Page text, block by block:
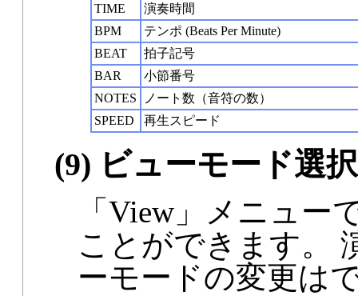
TIME
演奏時間
BPM
テンポ (Beats Per Minute)
BEAT
拍子記号
BAR
小節番号
NOTES
ノート数（音符の数）
SPEED
再生スピード
(9) ビューモード選択
「View」メニュー
ことができます。
ーモードの変更は